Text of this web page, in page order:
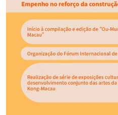
e Cultura
Cultura e
Desporto